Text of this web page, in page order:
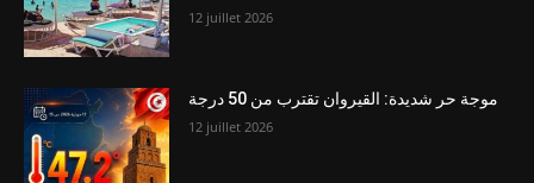
12 juillet 2026
موجة حر شديدة: القيروان تقترب من 50 درجة
12 juillet 2026